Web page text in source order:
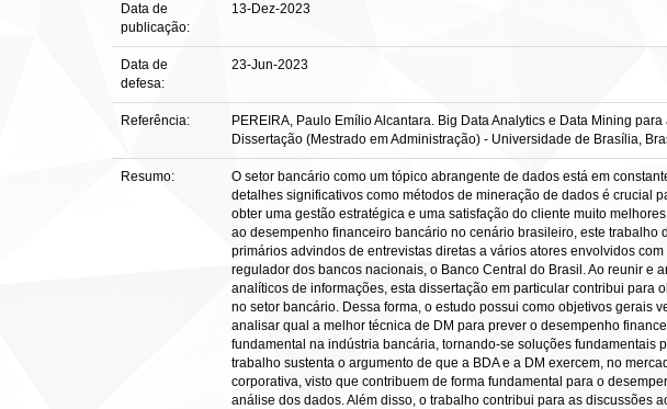
Data de
publicação:
13-Dez-2023
Data de
defesa:
23-Jun-2023
Referência:
PEREIRA, Paulo Emílio Alcantara. Big Data Analytics e Data Mining
Dissertação (Mestrado em Administração) - Universidade de Brasília,
Resumo:
O setor bancário como um tópico abrangente de dados está em
detalhes significativos como métodos de mineração de dados é crucial
obter uma gestão estratégica e uma satisfação do cliente muito
ao desempenho financeiro bancário no cenário brasileiro, este
primários advindos de entrevistas diretas a vários atores envolvidos
regulador dos bancos nacionais, o Banco Central do Brasil. Ao reunir e
analíticos de informações, esta dissertação em particular contribui para
no setor bancário. Dessa forma, o estudo possui como objetivos gerais
analisar qual a melhor técnica de DM para prever o desempenho
fundamental na indústria bancária, tornando-se soluções
trabalho sustenta o argumento de que a BDA e a DM exercem, no
corporativa, visto que contribuem de forma fundamental para o
análise dos dados. Além disso, o trabalho contribui para as discussões